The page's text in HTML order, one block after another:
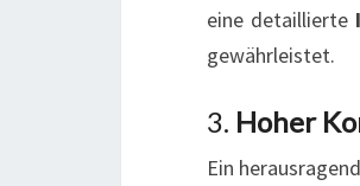
eine detaillierte
gewährleistet.
3. Hoher
Ein